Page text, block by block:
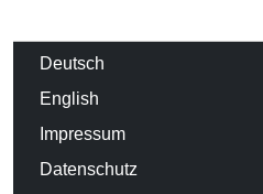
Deutsch
English
Impressum
Datenschutz